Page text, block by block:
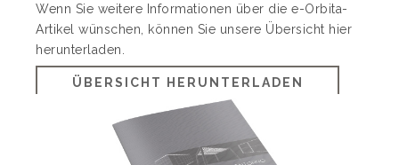
Wenn Sie weitere Informationen über die e-Orbita-
Artikel wünschen, können Sie unsere Übersicht hier
herunterladen.
ÜBERSICHT HERUNTERLADEN